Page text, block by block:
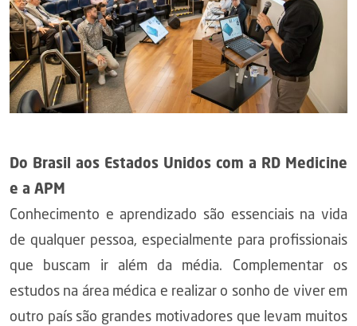
Do Brasil aos Estados Unidos com a RD Medicine
e a APM
Conhecimento e aprendizado são essenciais na vida
de qualquer pessoa, especialmente para profissionais
que buscam ir além da média. Complementar os
estudos na área médica e realizar o sonho de viver em
outro país são grandes motivadores que levam muitos